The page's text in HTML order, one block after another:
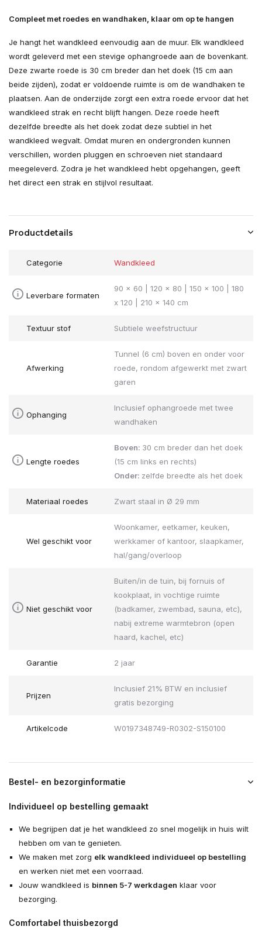
Compleet met roedes en wandhaken, klaar om op te hangen
Je hangt het wandkleed eenvoudig aan de muur. Elk wandkleed
wordt geleverd met een stevige ophangroede aan de bovenkant.
Deze zwarte roede is 30 cm breder dan het doek (15 cm aan
beide zijden), zodat er voldoende ruimte is om de wandhaken te
plaatsen. Aan de onderzijde zorgt een extra roede ervoor dat het
wandkleed strak en recht blijft hangen. Deze roede heeft
dezelfde breedte als het doek zodat deze subtiel in het
wandkleed wegvalt. Omdat muren en ondergronden kunnen
verschillen, worden pluggen en schroeven niet standaard
meegeleverd. Zodra je het wandkleed hebt opgehangen, geeft
het direct een strak en stijlvol resultaat.
Productdetails
Categorie Wandkleed
Leverbare formaten
90 x 60 | 120 x 80 | 150 x 100 | 180
x 120 | 210 x 140 cm
Textuur stof Subtiele weefstructuur
Afwerking
Tunnel (6 cm) boven en onder voor
roede, rondom afgewerkt met zwart
garen
Ophanging
Inclusief ophangroede met twee
wandhaken
Lengte roedes
Boven: 30 cm breder dan het doek
(15 cm links en rechts)
Onder: zelfde breedte als het doek
Materiaal roedes Zwart staal in Ø 29 mm
Wel geschikt voor
Woonkamer, eetkamer, keuken,
werkkamer of kantoor, slaapkamer,
hal/gang/overloop
Niet geschikt voor
Buiten/in de tuin, bij fornuis of
kookplaat, in vochtige ruimte
(badkamer, zwembad, sauna, etc),
nabij extreme warmtebron (open
haard, kachel, etc)
Garantie 2 jaar
Prijzen
Inclusief 21% BTW en inclusief
gratis bezorging
Artikelcode W0197348749-R0302-S150100
Bestel- en bezorginformatie
Individueel op bestelling gemaakt
We begrijpen dat je het wandkleed zo snel mogelijk in huis wilt
hebben om van te genieten.
We maken met zorg elk wandkleed individueel op bestelling
en werken niet met een voorraad.
Jouw wandkleed is binnen 5-7 werkdagen klaar voor
bezorging.
Comfortabel thuisbezorgd